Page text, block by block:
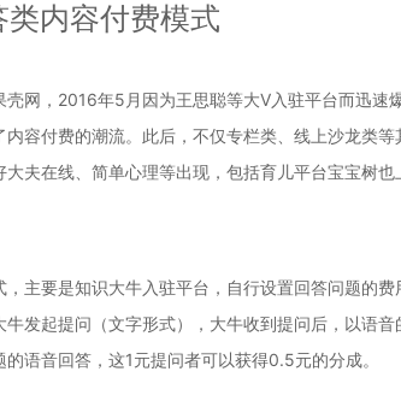
类内容付费模式
壳网，2016年5月因为王思聪等大V入驻平台而迅速
内容付费的潮流。此后，不仅专栏类、线上沙龙类
夫在线、简单心理等出现，包括育儿平台宝宝树也
，主要是知识大牛入驻平台，自行设置回答问题的
牛发起提问（文字形式），大牛收到提问后，以语
的语音回答，这1元提问者可以获得0.5元的分成。